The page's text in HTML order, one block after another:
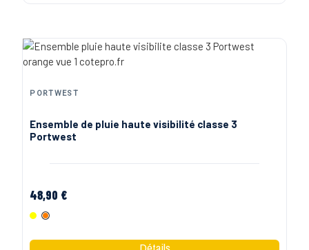
PORTWEST
Ensemble de pluie haute visibilité classe 3
Portwest
48,90 €
Jaune Fluo
Orange Fluo